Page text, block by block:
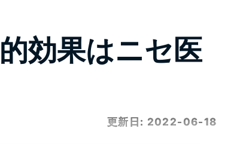
効果はニセ医
更新日: 2022-06-18